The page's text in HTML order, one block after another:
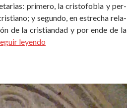
primero, la cristofobia y per­
y segundo, en estrecha rela­
de la cristiandad y por ende de la
leyendo